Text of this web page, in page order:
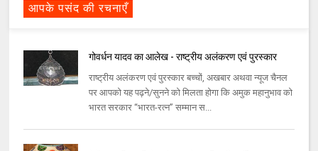
आपके पसंद की रचनाएँ
गोवर्धन यादव का आलेख - राष्ट्रीय अलंकरण एवं पुरस्कार
राष्ट्रीय अलंकरण एवं पुरस्कार बच्चों, अखबार अथवा न्यूज चैनल
पर आपको यह पढ़ने/सुनने को मिलता होगा कि अमुक महानुभाव को
भारत सरकार “भारत-रत्न” सम्मान स...